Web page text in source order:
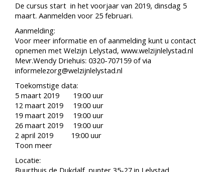
De cursus start in het voorjaar van 2019, dinsdag 5
maart. Aanmelden voor 25 februari.
Aanmelding:
Voor meer informatie en of aanmelding kunt u contact
opnemen met Welzijn Lelystad, www.welzijnlelystad.nl
Mevr.Wendy Driehuis: 0320-707159 of via
informelezorg@welzijnlelystad.nl
Toekomstige data:
5 maart 2019 19:00 uur
12 maart 2019 19:00 uur
19 maart 2019 19:00 uur
26 maart 2019 19:00 uur
2 april 2019 19:00 uur
Toon meer
Locatie:
Buurthuis de Dukdalf, punter 35-27 in Lelystad.